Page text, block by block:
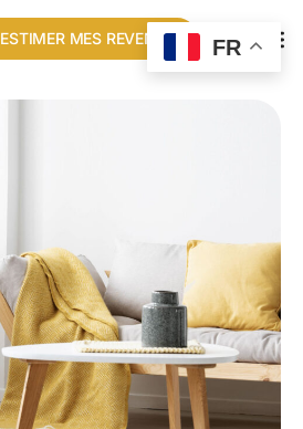
ESTIMER MES REVENUS FR